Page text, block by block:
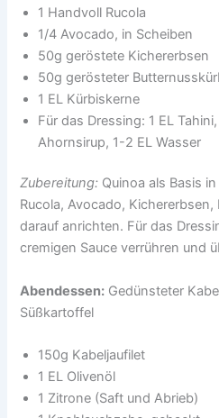
1 Handvoll Rucola
1/4 Avocado, in Scheiben
50g geröstete Kichererbsen
50g gerösteter
1 EL Kürbiskerne
Für das Dressing: 1 EL
Ahornsirup, 1-2 EL Wasser
Zubereitung: Quinoa als Basis
Rucola, Avocado,
darauf anrichten. Für das
cremigen Sauce verrühren und
Abendessen: Gedünsteter
Süßkartoffel
150g Kabeljaufilet
1 EL Olivenöl
1 Zitrone (Saft und Abrieb)